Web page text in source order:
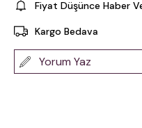
Fiyat Düşünce Haber
Kargo Bedava
Yorum Yaz